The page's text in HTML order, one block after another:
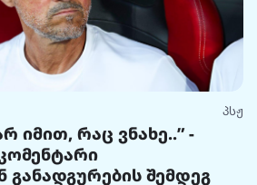
პსჟ
იმით, რაც ვნახე..” -
შემდეგ